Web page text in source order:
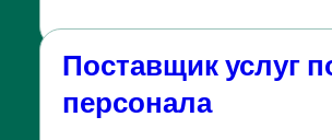
Поставщик услуг
персонала